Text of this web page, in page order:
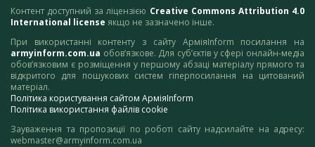
Контент доступний за ліцензією Creative Commons Attribution 4.0
International license якщо не зазначено інше.
При використанні контенту з сайту АрміяInform посилання на
armyinform.com.ua обов’язкове. Для суб’єктів у сфері онлайн-медіа
обов’язковим є розміщення у першому абзаці матеріалу прямого та
відкритого для пошукових систем гіперпосилання на цитований
матеріал.
Політика користування сайтом АрміяInform
Політика використання файлів cookie
Зауваження та пропозиції по роботі сайту надсилайте на адресу:
webmaster@armyinform.com.ua